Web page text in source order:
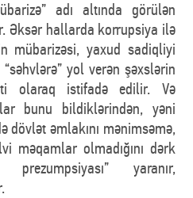
adı altında görülən
Əksər hallarda korrupsiya ilə
mübarizəsi, yaxud sadiqliyi
yol verən şəxslərin
olaraq istifadə edilir. Və
bunu bildiklərindən, yəni
dövlət əmlakını mənimsəmə,
məqamlar olmadığını dərk
prezumpsiyası” yaranır,